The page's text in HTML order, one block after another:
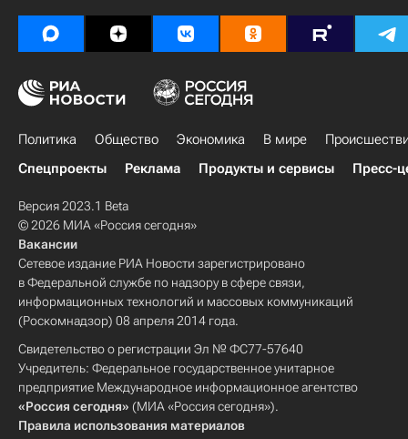
Политика Общество Экономика В мире
Спецпроекты
Реклама Продукты и сервисы Пресс-
Версия 2023.1 Beta
© 2026 МИА «Россия сегодня»
Вакансии
Сетевое издание РИА Новости зарегистрировано
в Федеральной службе по надзору в сфере связи,
информационных технологий и массовых коммуникаций
(Роскомнадзор) 08 апреля 2014 года.
Свидетельство о регистрации Эл № ФС77-57640
Учредитель: Федеральное государственное унитарное
предприятие Международное информационное агентство
«Россия сегодня» (МИА «Россия сегодня»).
Правила использования материалов